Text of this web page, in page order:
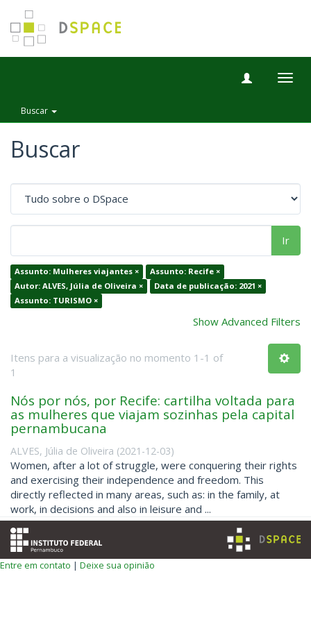
Buscar
Buscar
Ir
Assunto: Mulheres viajantes ×
Assunto: Recife ×
Autor: ALVES, Júlia de Oliveira ×
Data de publicação: 2021 ×
Assunto: TURISMO ×
Show Advanced Filters
Itens para a visualização no momento 1-1 of
1
Nós por nós, por Recife: cartilha voltada para
as mulheres que viajam sozinhas pela capital
pernambucana
ALVES, Júlia de Oliveira (2021-12-03)
Women, after a lot of struggle, were conquering their rights
and exercising their independence and freedom. This
directly reflected in many areas, such as: in the family, at
work, in decisions and also in leisure and ...
Entre em contato | Deixe sua opinião